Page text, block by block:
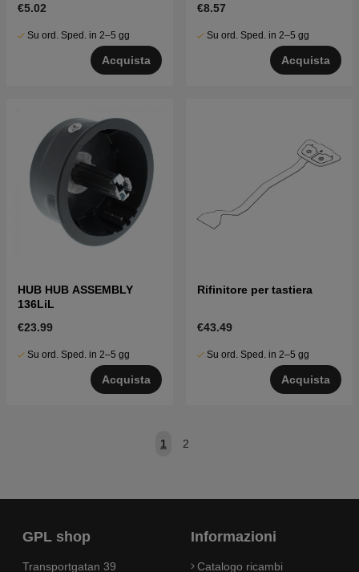
€5.02
Su ord. Sped. in 2–5 gg
Acquista
€8.57
Su ord. Sped. in 2–5 gg
Acquista
HUB HUB ASSEMBLY
136LiL
€23.99
Su ord. Sped. in 2–5 gg
Acquista
Rifinitore per tastiera
€43.49
Su ord. Sped. in 2–5 gg
Acquista
1 2
GPL shop
Transportgatan 39
Informazioni
Catalogo ricambi